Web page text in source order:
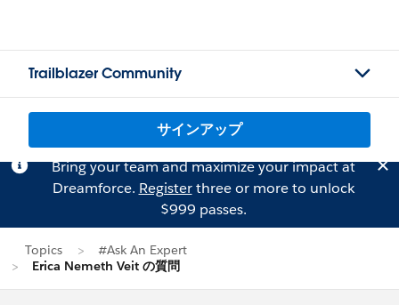
Trailblazer Community
サインアップ
Bring your team and maximize your impact at
Dreamforce. Registerthree or more to unlock
$999 passes.
Topics
#Ask An Expert
Erica Nemeth Veit の質問